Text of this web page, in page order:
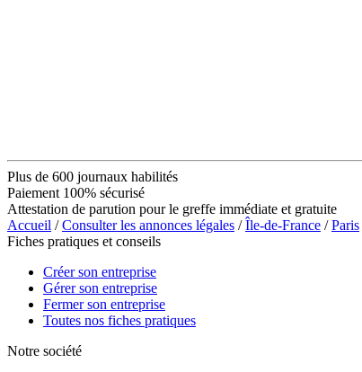
Plus de 600 journaux habilités
Paiement 100% sécurisé
Attestation de parution pour le greffe immédiate et gratuite
Accueil /Consulter les annonces légales /Île-de-France /Paris
Fiches pratiques et conseils
Créer son entreprise
Gérer son entreprise
Fermer son entreprise
Toutes nos fiches pratiques
Notre société